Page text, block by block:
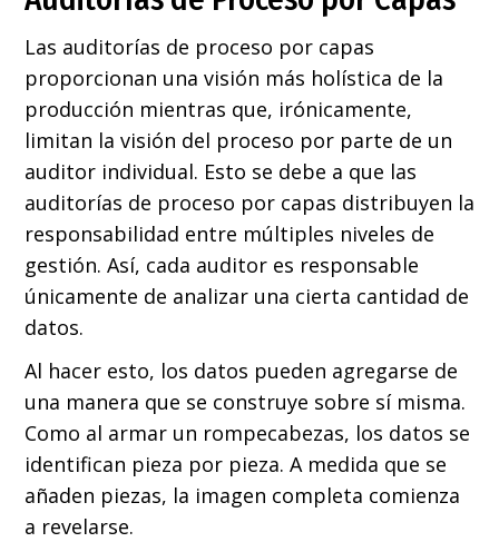
Las auditorías de proceso por capas
proporcionan una visión más holística de la
producción mientras que, irónicamente,
limitan la visión del proceso por parte de un
auditor individual. Esto se debe a que las
auditorías de proceso por capas distribuyen la
responsabilidad entre múltiples niveles de
gestión. Así, cada auditor es responsable
únicamente de analizar una cierta cantidad de
datos.
Al hacer esto, los datos pueden agregarse de
una manera que se construye sobre sí misma.
Como al armar un rompecabezas, los datos se
identifican pieza por pieza. A medida que se
añaden piezas, la imagen completa comienza
a revelarse.